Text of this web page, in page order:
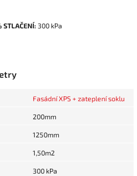
STLAČENÍ: 300 kPa
Fasádní XPS + zateplení soklu
200mm
1250mm
1,50m2
300 kPa